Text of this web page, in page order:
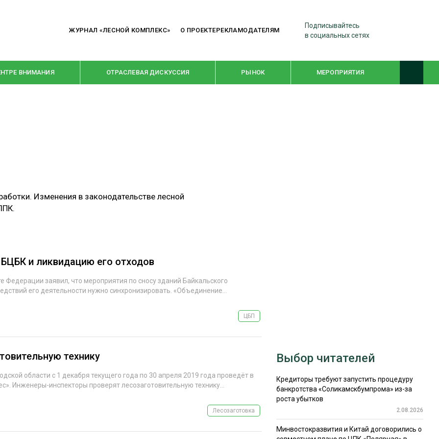
ЖУРНАЛ «ЛЕСНОЙ КОМПЛЕКС» О ПРОЕКТЕРЕКЛАМОДАТЕЛЯМ
Подписывайтесь
в социальных сетях
ВНИМАНИЯ ОТРАСЛЕВАЯ ДИСКУССИЯ РЫНОК МЕРОПРИЯТИЯ
ОТРАСЛЕВАЯ ДИСКУССИЯ
КАЛЕНДАРЬ ВЫСТАВОК ИТОГИ МЕРОПРИЯТИЙ
Изменения в законодательстве лесной
и ликвидацию его отходов
Федерации заявил, что мероприятия по сносу зданий Байкальского
его деятельности нужно синхронизировать. «Объединение...
ЦБП
технику
области с 1 декабря текущего года по 30 апреля 2019 года проведёт в
Инженеры-инспекторы проверят лесозаготовительную технику...
Лесозаготовка
Выбор читателей
Кредиторы требуют запустить процедуру
банкротства «Соликамскбумпрома» из-за
роста убытков
2.08.2026
Минвостокразвития и Китай договорились о